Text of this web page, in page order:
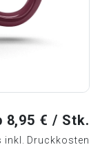
8,95 € / Stk.
inkl. Druckkosten